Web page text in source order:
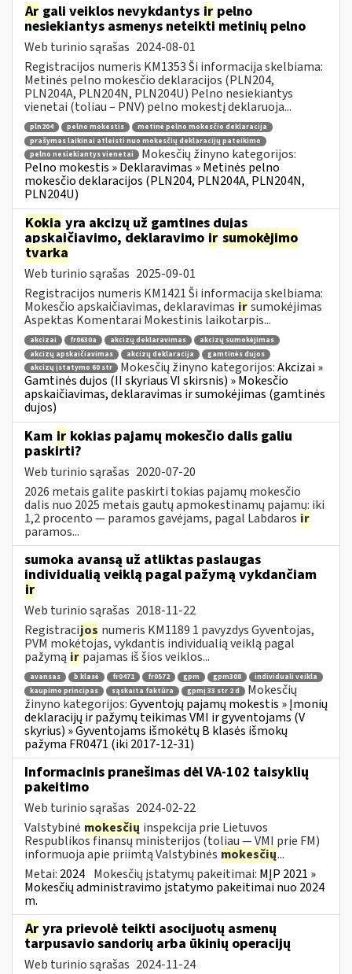
Ar gali veiklos nevykdantys ir pelno
nesiekiantys asmenys neteikti metinių pelno
Web turinio sąrašas 2024-08-01
Registracijos numeris KM1353 Ši informacija skelbiama:
Metinės pelno mokesčio deklaracijos (PLN204,
PLN204A, PLN204N, PLN204U) Pelno nesiekiantys
vienetai (toliau – PNV) pelno mokestį deklaruoja...
pln204 pelno mokestis
metinė pelno mokesčio deklaracija
prašymas laikinai atleisti nuo mokesčių deklaracijų pateikimo
pelno nesiekiantys vienetai
Mokesčių žinyno kategorijos:
Pelno mokestis » Deklaravimas » Metinės pelno
mokesčio deklaracijos (PLN204, PLN204A, PLN204N,
PLN204U)
Kokia yra akcizų už gamtines dujas
apskaičiavimo, deklaravimo ir sumokėjimo
tvarka
Web turinio sąrašas 2025-09-01
Registracijos numeris KM1421 Ši informacija skelbiama:
Mokesčio apskaičiavimas, deklaravimas irsumokėjimas
Aspektas Komentarai Mokestinis laikotarpis...
akcizai fr0630a akcizų deklaravimas
akcizų sumokėjimas
akcizų apskaičiavimas
akcizų deklaracija
gamtinės dujos
akcizų įstatymo 60 str
Mokesčių žinyno kategorijos:Akcizai »
Gamtinės dujos (II skyriaus VI skirsnis) » Mokesčio
apskaičiavimas, deklaravimas ir sumokėjimas (gamtinės
dujos)
Kam ir kokias pajamų mokesčio dalis galiu
paskirti?
Web turinio sąrašas 2020-07-20
2026 metais galite paskirti tokias pajamų mokesčio
dalis nuo 2025 metais gautų apmokestinamų pajamų: iki
1,2 procento — paramos gavėjams, pagal Labdaros ir
paramos...
sumoka avansą už atliktas paslaugas
individualią veiklą pagal pažymą vykdančiam
ir
Web turinio sąrašas 2018-11-22
Registracijos numeris KM1189 1 pavyzdys Gyventojas,
PVM mokėtojas, vykdantis individualią veiklą pagal
pažymą ir pajamas iš šios veiklos...
avansas b klasė fr0471 fr0572 gpm gpm308
individuali veikla
kaupimo principas
sąskaita faktūra gpmį 33 str 2 d
Mokesčių
žinyno kategorijos:Gyventojų pajamų mokestis » Įmonių
deklaracijų ir pažymų teikimas VMI ir gyventojams (V
skyrius) » Gyventojams išmokėtų B klasės išmokų
pažyma FR0471 (iki 2017-12-31)
Informacinis pranešimas dėl VA-102 taisyklių
pakeitimo
Web turinio sąrašas 2024-02-22
Valstybinė mokesčių inspekcija prie Lietuvos
Respublikos finansų ministerijos (toliau ― VMI prie FM)
informuoja apie priimtą Valstybinės mokesčių...
Metai: 2024 Mokesčių įstatymų pakeitimai: MĮP 2021 »
Mokesčių administravimo įstatymo pakeitimai nuo 2024
m.
Ar yra prievolė teikti asocijuotų asmenų
tarpusavio sandorių arba ūkinių operacijų
Web turinio sąrašas 2024-11-24